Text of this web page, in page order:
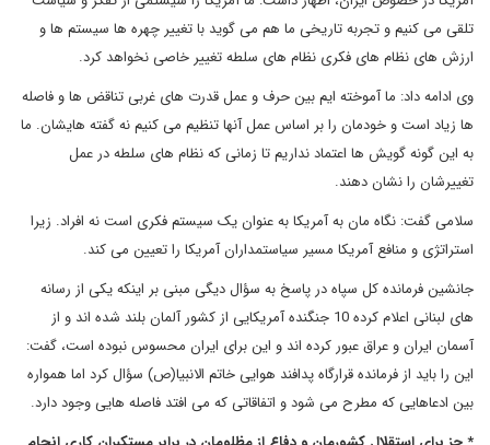
تلقی می کنیم و تجربه تاریخی ما هم می گوید با تغییر چهره ها سیستم ها و
ارزش های نظام های فکری نظام های سلطه تغییر خاصی نخواهد کرد.
وی ادامه داد: ما آموخته ایم بین حرف و عمل قدرت های غربی تناقض ها و فاصله
ها زیاد است و خودمان را بر اساس عمل آنها تنظیم می کنیم نه گفته هایشان. ما
به این گونه گویش ها اعتماد نداریم تا زمانی که نظام های سلطه در عمل
تغییرشان را نشان دهند.
سلامی گفت: نگاه مان به آمریکا به عنوان یک سیستم فکری است نه افراد. زیرا
استراتژی و منافع آمریکا مسیر سیاستمداران آمریکا را تعیین می کند.
جانشین فرمانده کل سپاه در پاسخ به سؤال دیگی مبنی بر اینکه یکی از رسانه
های لبنانی اعلام کرده 10 جنگنده آمریکایی از کشور آلمان بلند شده اند و از
آسمان ایران و عراق عبور کرده اند و این برای ایران محسوس نبوده است، گفت:
این را باید از فرمانده قرارگاه پدافند هوایی خاتم الانبیا(ص) سؤال کرد اما همواره
بین ادعاهایی که مطرح می شود و اتفاقاتی که می افتد فاصله هایی وجود دارد.